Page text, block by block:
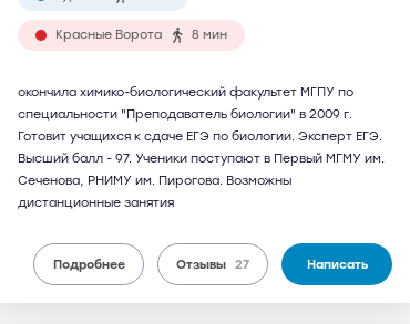
Красные Ворота 8 мин
окончила химико-биологический факультет МГПУ по
специальности "Преподаватель биологии" в 2009 г.
Готовит учащихся к сдаче ЕГЭ по биологии. Эксперт ЕГЭ.
Высший балл - 97. Ученики поступают в Первый МГМУ им.
Сеченова, РНИМУ им. Пирогова. Возможны
дистанционные занятия
Подробнее Отзывы 27 Написать